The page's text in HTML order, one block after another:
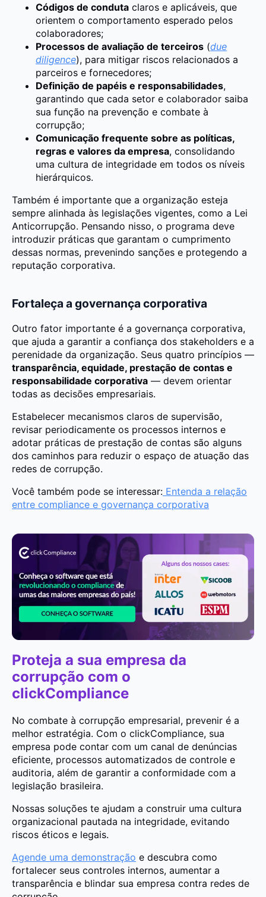
Códigos de conduta claros e aplicáveis, que
orientem o comportamento esperado pelos
colaboradores;
Processos de avaliação de terceiros (due
diligence), para mitigar riscos relacionados a
parceiros e fornecedores;
Definição de papéis e responsabilidades,
garantindo que cada setor e colaborador saiba
sua função na prevenção e combate à
corrupção;
Comunicação frequente sobre as políticas,
regras e valores da empresa, consolidando
uma cultura de integridade em todos os níveis
hierárquicos.
Também é importante que a organização esteja
sempre alinhada às legislações vigentes, como a Lei
Anticorrupção. Pensando nisso, o programa deve
introduzir práticas que garantam o cumprimento
dessas normas, prevenindo sanções e protegendo a
reputação corporativa.
Fortaleça a governança corporativa
Outro fator importante é a governança corporativa,
que ajuda a garantir a confiança dos stakeholders e a
perenidade da organização. Seus quatro princípios —
transparência, equidade, prestação de contas e
responsabilidade corporativa — devem orientar
todas as decisões empresariais.
Estabelecer mecanismos claros de supervisão,
revisar periodicamente os processos internos e
adotar práticas de prestação de contas são alguns
dos caminhos para reduzir o espaço de atuação das
redes de corrupção.
Você também pode se interessar: Entenda a relação
entre compliance e governança corporativa
Proteja a sua empresa da
corrupção com o
clickCompliance
No combate à corrupção empresarial, prevenir é a
melhor estratégia. Com o clickCompliance, sua
empresa pode contar com um canal de denúncias
eficiente, processos automatizados de controle e
auditoria, além de garantir a conformidade com a
legislação brasileira.
Nossas soluções te ajudam a construir uma cultura
organizacional pautada na integridade, evitando
riscos éticos e legais.
Agende uma demonstração e descubra como
fortalecer seus controles internos, aumentar a
transparência e blindar sua empresa contra redes de